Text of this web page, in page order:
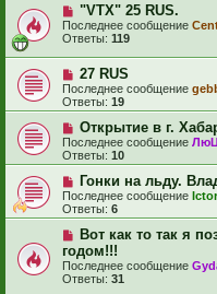
"VTX" 25 RUS.
Последнее сообщение
Ответы: 119
27 RUS
Последнее сообщение
Ответы: 19
Открытие в г.
Последнее сообщение
Ответы: 10
Гонки на льду.
Последнее сообщение Ictor
Ответы: 6
Вот как то так я
годом!!!
Последнее сообщение
Ответы: 31